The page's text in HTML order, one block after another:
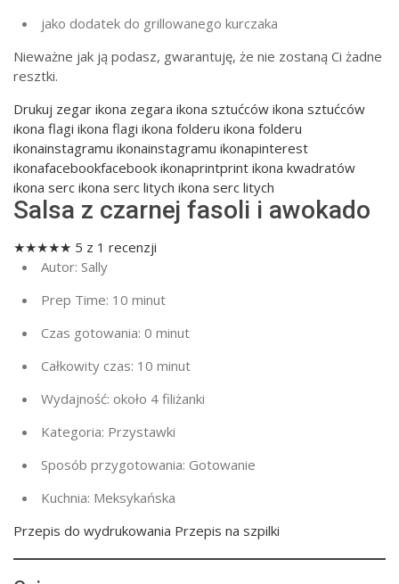
jako dodatek do grillowanego kurczaka
Nieważne jak ją podasz, gwarantuję, że nie zostaną Ci żadne
resztki.
Drukuj zegar ikona zegara ikona sztućców ikona sztućców
ikona flagi ikona flagi ikona folderu ikona folderu
ikonainstagramu ikonainstagramu ikonapinterest
ikonafacebookfacebook ikonaprintprint ikona kwadratów
ikona serc ikona serc litych ikona serc litych
Salsa z czarnej fasoli i awokado
★★★★★ 5 z 1 recenzji
Autor: Sally
Prep Time: 10 minut
Czas gotowania: 0 minut
Całkowity czas: 10 minut
Wydajność: około 4 filiżanki
Kategoria: Przystawki
Sposób przygotowania: Gotowanie
Kuchnia: Meksykańska
Przepis do wydrukowania Przepis na szpilki